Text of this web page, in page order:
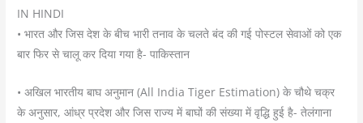
IN HINDI
• भारत और जिस देश के बीच भारी तनाव के चलते बंद की गई पोस्टल सेवाओं को एक
बार फिर से चालू कर दिया गया है- पाकिस्तान
• अखिल भारतीय बाघ अनुमान (All India Tiger Estimation) के चौथे चक्र
के अनुसार, आंध्र प्रदेश और जिस राज्य में बाघों की संख्या में वृद्धि हुई है- तेलंगाना